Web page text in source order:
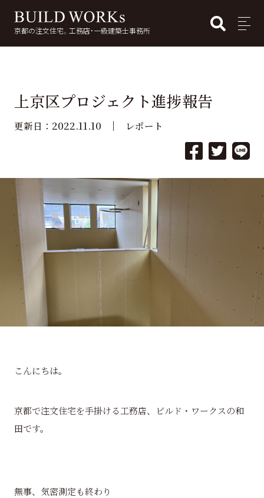
京都の注文住宅。工務店・一級建築士事務所 MENU
上京区プロジェクト進捗報告
更新日： 2022.11.10 レポート
こんにちは。
京都で注文住宅を手掛ける工務店、ビルド・ワークスの和
田です。
無事、気密測定も終わり